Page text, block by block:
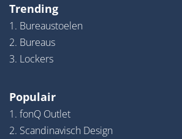
Trending
1. Bureaustoelen
2. Bureaus
3. Lockers
Populair
1. fonQ Outlet
2. Scandinavisch Design